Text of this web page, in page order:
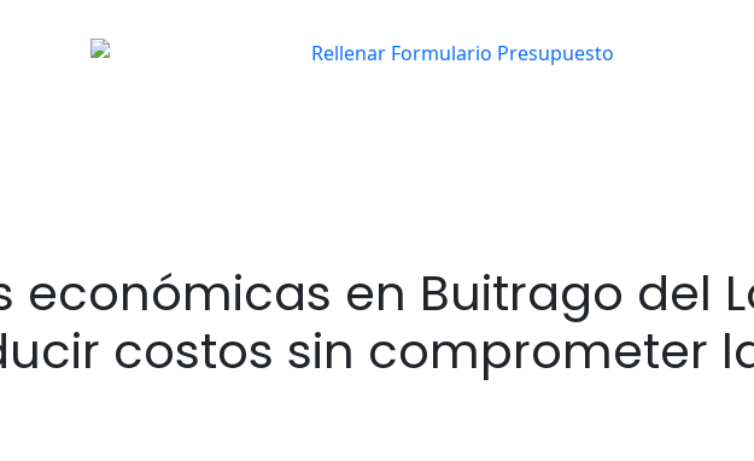
económicas en Buitrago del
costos sin comprometer